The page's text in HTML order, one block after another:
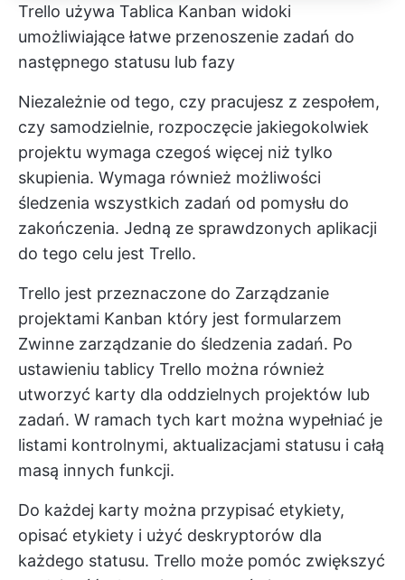
Trello używa Tablica Kanban widoki
umożliwiające łatwe przenoszenie zadań do
następnego statusu lub fazy
Niezależnie od tego, czy pracujesz z zespołem,
czy samodzielnie, rozpoczęcie jakiegokolwiek
projektu wymaga czegoś więcej niż tylko
skupienia. Wymaga również możliwości
śledzenia wszystkich zadań od pomysłu do
zakończenia. Jedną ze sprawdzonych aplikacji
do tego celu jest Trello.
Trello jest przeznaczone do Zarządzanie
projektami Kanban który jest formularzem
Zwinne zarządzanie do śledzenia zadań. Po
ustawieniu tablicy Trello można również
utworzyć karty dla oddzielnych projektów lub
zadań. W ramach tych kart można wypełniać je
listami kontrolnymi, aktualizacjami statusu i całą
masą innych funkcji.
Do każdej karty można przypisać etykiety,
opisać etykiety i użyć deskryptorów dla
każdego statusu. Trello może pomóc zwiększyć